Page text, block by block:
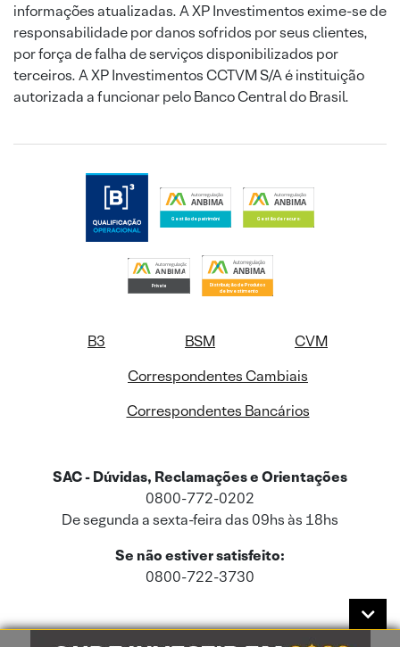
informações atualizadas. A XP Investimentos exime-se de
responsabilidade por danos sofridos por seus clientes,
por força de falha de serviços disponibilizados por
terceiros. A XP Investimentos CCTVM S/A é instituição
autorizada a funcionar pelo Banco Central do Brasil.
B3 BSM
CVM
Correspondentes Cambiais
Correspondentes Bancários
SAC - Dúvidas, Reclamações e Orientações
0800-772-0202
De segunda a sexta-feira das 09hs às 18hs
Se não estiver satisfeito:
0800-722-3730